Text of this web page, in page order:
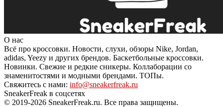
О нас
Всё про кроссовки. Новости, слухи, обзоры Nike, Jordan,
adidas, Yeezy и других брендов. Баскетбольные кроссовки.
Новинки. Свежие и редкие сникеры. Коллаборации со
знаменитостями и модными брендами. ТОПы.
Свяжитесь с нами: info@sneakerfreak.ru
SneakerFreak в соцсетях
© 2019-2026 SneakerFreak.ru. Все права защищены.